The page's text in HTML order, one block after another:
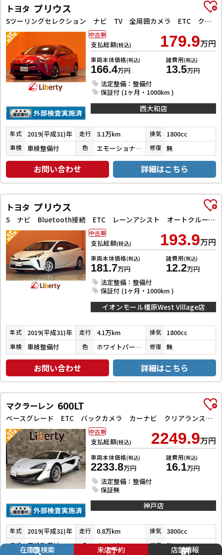
トヨタ プリウス
Sツーリングセレクション ナビ TV 全周囲カメラ ETC クリアランスソナー レーンアシスト オートクルーズコントロール 衝突被害軽減システム アルミホイール オートマチックハイビーム LEDヘッドランプ
支払総額(税込) 179.9万円
車両本体価格(税込)
166.4万円
諸費用(税込)
13.5万円
法定整備：整備付
保証付 (1ヶ月・1000km )
中古車
西大和店
年式 2019(平成31)年 走行 3.1万km 排気 1800cc
車検 車検整備付 色 エモーショナルレッドⅡ 修復 無
お問い合わせ 詳細はこちら
トヨタ プリウス
S ナビ Bluetooth接続 ETC レーンアシスト オートクルーズコントロール 衝突被害軽減システム バックカメラ TV アルミホイール オートマチックハイビーム オートライト LEDヘッドランプ
支払総額(税込) 193.9万円
車両本体価格(税込)
181.7万円
諸費用(税込)
12.2万円
法定整備：整備付
保証付 (1ヶ月・1000km )
中古車
イオンモール橿原West Village店
年式 2019(平成31)年 走行 4.1万km 排気 1800cc
車検 車検整備付 色 ホワイトパールクリスタルシャイン 修復 無
お問い合わせ 詳細はこちら
マクラーレン 600LT
ベースグレード ETC バックカメラ カーナビ クリアランスソナー アルミホイール エアコン パワーウィンドウ
支払総額(税込) 2249.9万円
車両本体価格(税込)
2233.8万円
諸費用(税込)
16.1万円
法定整備：整備付
保証無
中古車
神戸店
年式 2019(平成31)年 走行 0.8万km 排気 3800cc
車検 車検整備付 色 ホワイト 修復 無
在庫車検索 来店予約 店舗情報